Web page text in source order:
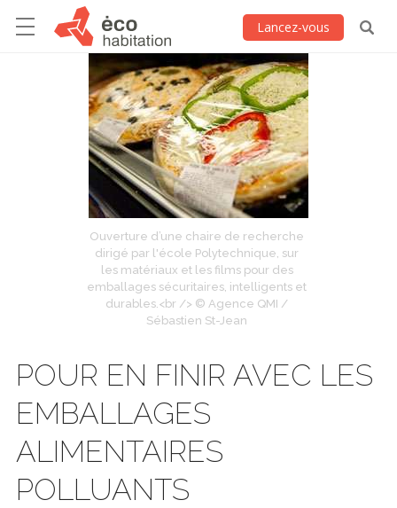
Lancez-vous
Ouverture d’une chaire de recherche
dirigé par l'école Polytechnique, sur
les matériaux et les films pour des
emballages sécuritaires, intelligents et
durables.<br /> © Agence QMI /
Sébastien St-Jean
POUR EN FINIR AVEC LES
EMBALLAGES
ALIMENTAIRES
POLLUANTS